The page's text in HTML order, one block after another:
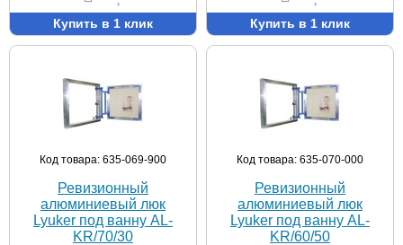
Купить в 1 клик Купить в 1 клик
Код товара: 635-069-900
Ревизионный
алюминиевый люк
Lyuker под ванну AL-
KR/70/30
Код товара: 635-070-000
Ревизионный
алюминиевый люк
Lyuker под ванну AL-
KR/60/50